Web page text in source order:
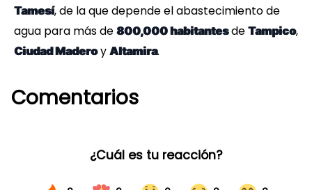
Tamesí, de la que depende el abastecimiento de
agua para más de 800,000 habitantesde Tampico,
Ciudad Maderoy Altamira.
Comentarios